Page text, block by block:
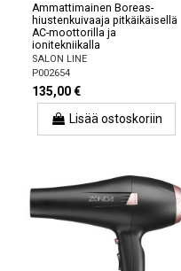
Ammattimainen Boreas-
hiustenkuivaaja pitkäikäisellä
AC-moottorilla ja
ionitekniikalla
SALON LINE
P002654
135,00 €
Lisää ostoskoriin